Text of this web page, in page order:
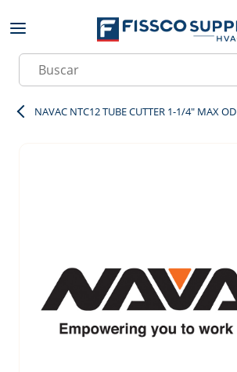
Skip to main content
Site Search
NAVAC NTC12 TUBE CUTTER 1-1/4" MAX OD